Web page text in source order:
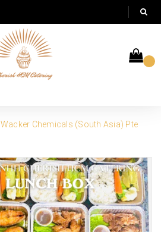
Wacker Chemicals (South Asia) Pte